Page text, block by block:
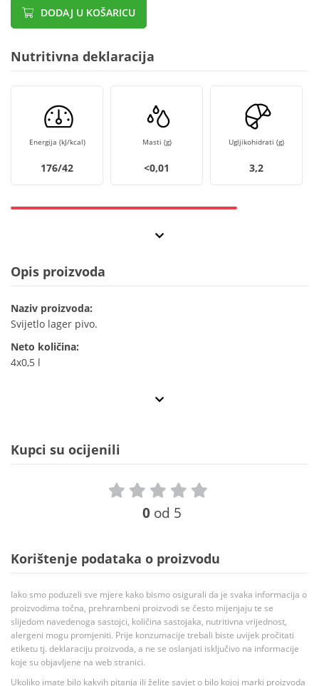
DODAJ U KOŠARICU
Nutritivna deklaracija
Energija (kJ/kcal)
176/42
Masti (g)
<0,01
Ugljikohidrati (g)
3,2
Opis proizvoda
Naziv proizvoda:
Svijetlo lager pivo.
Neto količina:
4x0,5 l
Kupci su ocijenili
0 od 5
Korištenje podataka o proizvodu
Iako smo poduzeli sve mjere kako bismo osigurali da je svaka informacija o
proizvodima točna, prehrambeni proizvodi se često mijenjaju te se
slijedom navedenoga sastojci, količina sastojaka, nutritivna vrijednost,
alergeni mogu promjeniti. Prije konzumacije trebali biste uvijek pročitati
etiketu tj. deklaraciju proizvoda, a ne se oslanjati isključivo na informacije
koje su objavljene na web stranici.
Ukoliko imate bilo kakvih pitanja ili želite savjet o bilo kojoj marki proizvoda